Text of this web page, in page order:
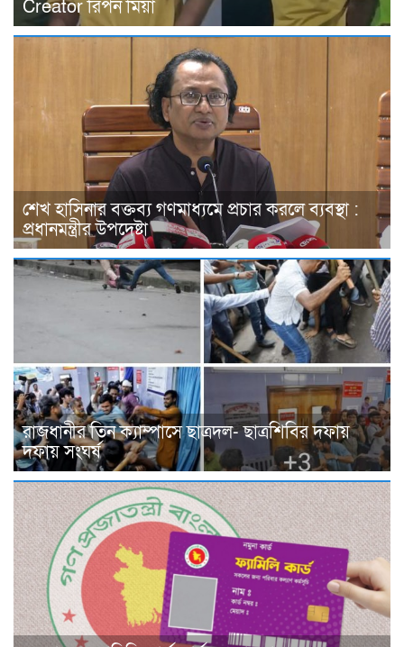
Creator রিপন মিয়া
শেখ হাসিনার বক্তব্য গণমাধ্যমে প্রচার করলে ব্যবস্থা :
প্রধানমন্ত্রীর উপদেষ্টা
রাজধানীর তিন ক্যাম্পাসে ছাত্রদল- ছাত্রশিবির দফায়
দফায় সংঘর্ষ